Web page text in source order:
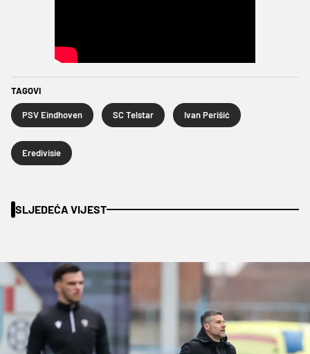
TAGOVI
PSV Eindhoven SC Telstar Ivan Perišić
Eredivisie
SLJEDEĆA VIJEST